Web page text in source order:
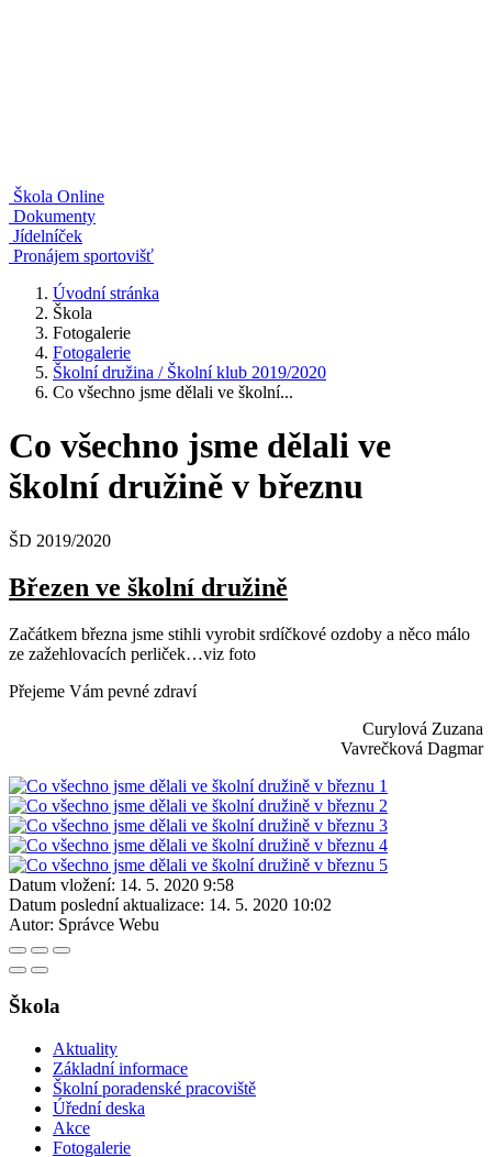
Škola Online
Dokumenty
Jídelníček
Pronájem sportovišť
Úvodní stránka
Škola
Fotogalerie
Fotogalerie
Školní družina / Školní klub 2019/2020
Co všechno jsme dělali ve školní...
Co všechno jsme dělali ve
školní družině v březnu
ŠD 2019/2020
Březen ve školní družině
Začátkem března jsme stihli vyrobit srdíčkové ozdoby a něco málo
ze zažehlovacích perliček…viz foto
Přejeme Vám pevné zdraví
Curylová Zuzana
Vavrečková Dagmar
Datum vložení: 14. 5. 2020 9:58
Datum poslední aktualizace: 14. 5. 2020 10:02
Autor: Správce Webu
Škola
Aktuality
Základní informace
Školní poradenské pracoviště
Úřední deska
Akce
Fotogalerie